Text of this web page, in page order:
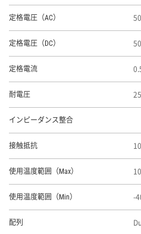
定格電圧（AC）
定格電圧（DC）
定格電流
耐電圧
インピーダンス整合
接触抵抗
使用温度範囲（Max）
使用温度範囲（Min） -
配列